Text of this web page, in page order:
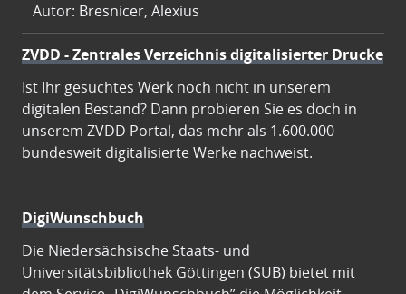
Autor: Bresnicer, Alexius
ZVDD - Zentrales Verzeichnis digitalisierter Drucke
Ist Ihr gesuchtes Werk noch nicht in unserem
digitalen Bestand? Dann probieren Sie es doch in
unserem ZVDD Portal, das mehr als 1.600.000
bundesweit digitalisierte Werke nachweist.
DigiWunschbuch
Die Niedersächsische Staats- und
Universitätsbibliothek Göttingen (SUB) bietet mit